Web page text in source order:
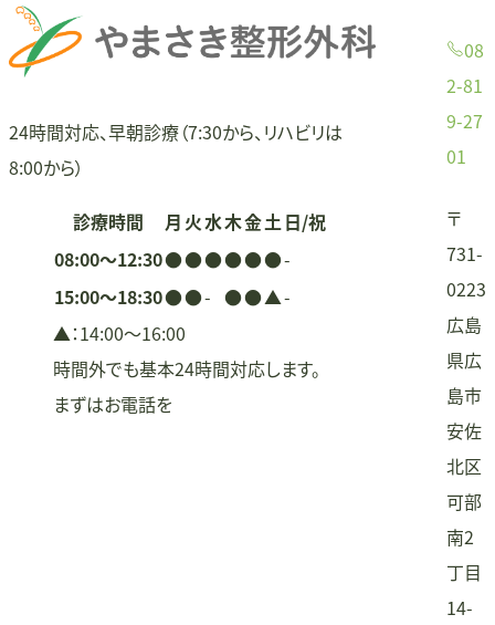
ゲ
ー
シ
24時間対応、早朝診療（7:30から、リハビリは
8:00から）
診療時間 月 火水木金土日/祝
08:00〜12:30●●●●●●-
15:00〜18:30●●- ●●▲-
▲：14:00〜16:00
時間外でも基本24時間対応します。
まずはお電話を
08
2-81
9-27
01
〒
731-
0223
広島
県広
島市
安佐
北区
可部
南2
丁目
14-